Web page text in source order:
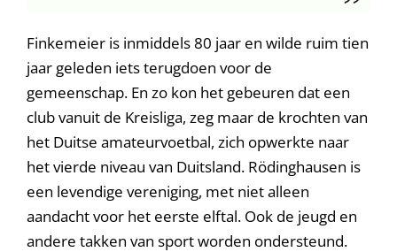
Finkemeier is inmiddels 80 jaar en wilde ruim tien
jaar geleden iets terugdoen voor de
gemeenschap. En zo kon het gebeuren dat een
club vanuit de Kreisliga, zeg maar de krochten van
het Duitse amateurvoetbal, zich opwerkte naar
het vierde niveau van Duitsland. Rödinghausen is
een levendige vereniging, met niet alleen
aandacht voor het eerste elftal. Ook de jeugd en
andere takken van sport worden ondersteund.